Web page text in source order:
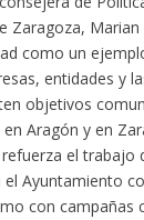
Zaragoza, Marian
como un
entidades y
objetivos
Aragón y en
el trabajo
Ayuntamiento
con campañas